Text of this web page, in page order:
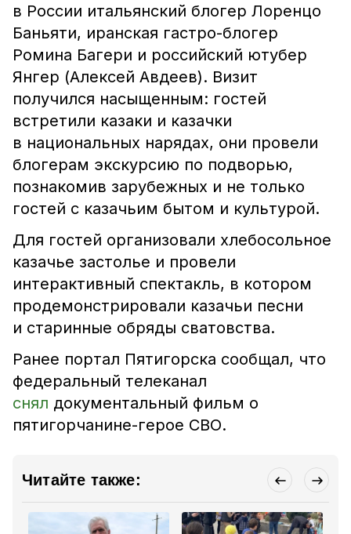
в России итальянский блогер Лоренцо
Баньяти, иранская гастро-блогер
Ромина Багери и российский ютубер
Янгер (Алексей Авдеев). Визит
получился насыщенным: гостей
встретили казаки и казачки
в национальных нарядах, они провели
блогерам экскурсию по подворью,
познакомив зарубежных и не только
гостей с казачьим бытом и культурой.
Для гостей организовали хлебосольное
казачье застолье и провели
интерактивный спектакль, в котором
продемонстрировали казачьи песни
и старинные обряды сватовства.
Ранее портал Пятигорска сообщал, что
федеральный телеканал
снял документальный фильм о
пятигорчанине-герое СВО.
Читайте также: